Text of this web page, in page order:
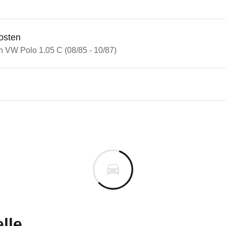
VW Polo 1.05 C (08/85 - 10/87)
Lassen Sie uns gerne wissen, wenn Sie